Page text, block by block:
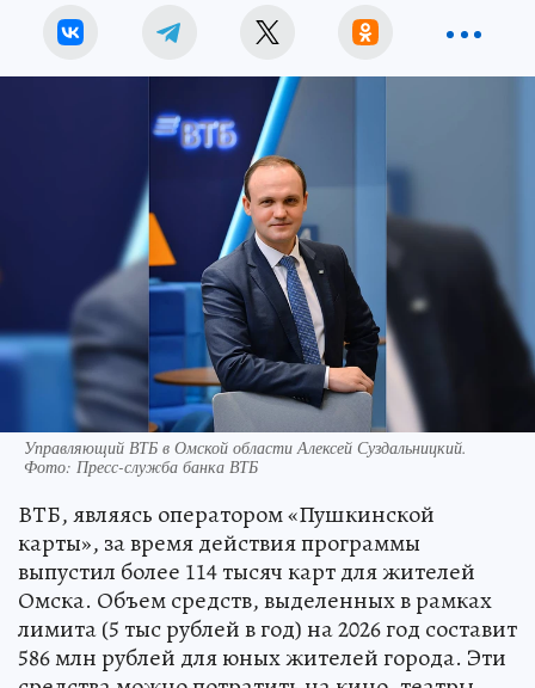
Управляющий ВТБ в Омской области Алексей Суздальницкий.
Фото: Пресс-служба банка ВТБ
ВТБ, являясь оператором «Пушкинской
карты», за время действия программы
выпустил более 114 тысяч карт для жителей
Омска. Объем средств, выделенных в рамках
лимита (5 тыс рублей в год) на 2026 год составит
586 млн рублей для юных жителей города. Эти